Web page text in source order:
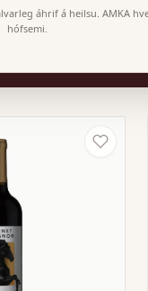
yfirgnæfa það.
áhrif á heilsu. AMKA
hófsemi.